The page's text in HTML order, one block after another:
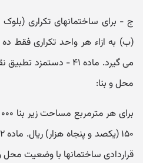
ج - برای ساختمانهای تکراری
(ب) به ازاء هر واحد تکراری فقط
می گیرد. ماده ۴۱ -
محل و بنا:
قراردادی ساختمانها با وضعیت محل